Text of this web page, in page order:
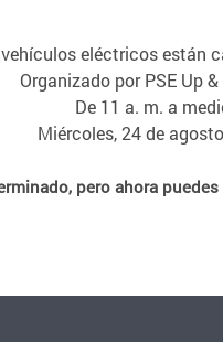
vehículos eléctricos están
Organizado por PSE Up
De 11 a. m. a
Miércoles, 24 de
pero ahora puedes